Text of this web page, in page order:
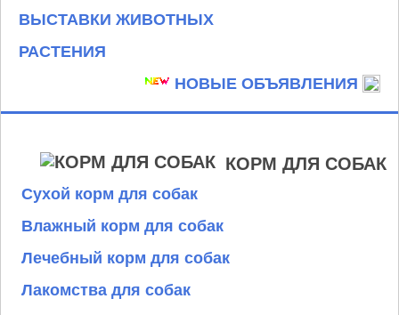
ВЫСТАВКИ ЖИВОТНЫХ
РАСТЕНИЯ
НОВЫЕ ОБЪЯВЛЕНИЯ
КОРМ ДЛЯ СОБАК
Сухой корм для собак
Влажный корм для собак
Лечебный корм для собак
Лакомства для собак